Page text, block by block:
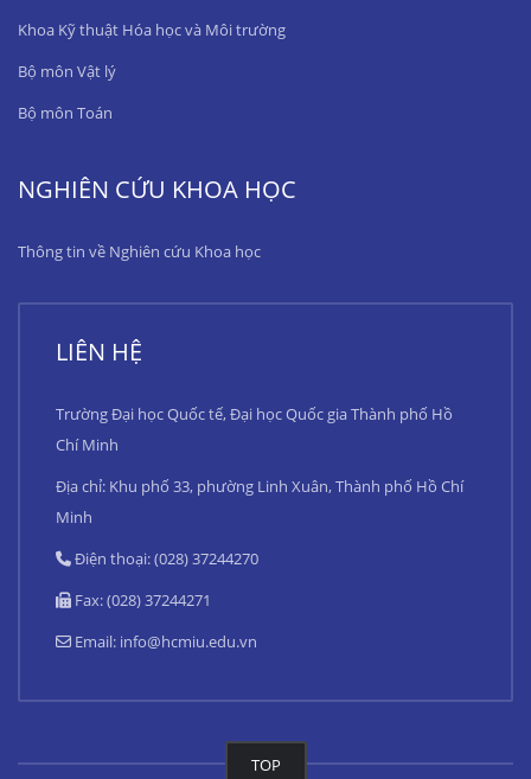
Khoa Kỹ thuật Hóa học và Môi trường
Bộ môn Vật lý
Bộ môn Toán
NGHIÊN CỨU KHOA HỌC
Thông tin về Nghiên cứu Khoa học
LIÊN HỆ
Trường Đại học Quốc tế, Đại học Quốc gia Thành phố Hồ
Chí Minh
Địa chỉ: Khu phố 33, phường Linh Xuân, Thành phố Hồ Chí
Minh
Điện thoại: (028) 37244270
Fax: (028) 37244271
Email: info@hcmiu.edu.vn
TOP